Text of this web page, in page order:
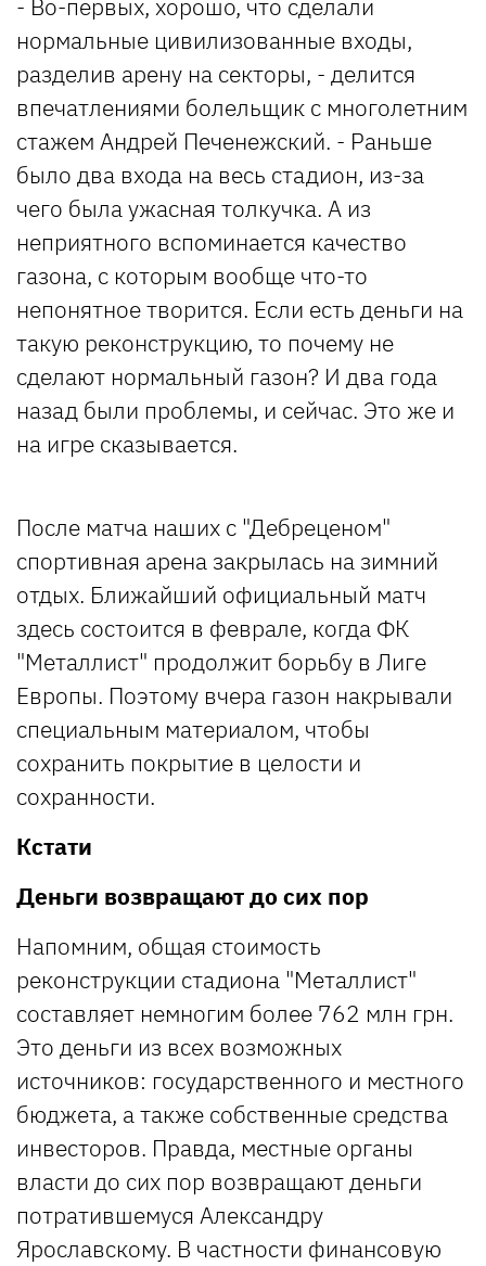
- Во-первых, хорошо, что сделали
нормальные цивилизованные входы,
разделив арену на секторы, - делится
впечатлениями болельщик с многолетним
стажем Андрей Печенежский. - Раньше
было два входа на весь стадион, из-за
чего была ужасная толкучка. А из
неприятного вспоминается качество
газона, с которым вообще что-то
непонятное творится. Если есть деньги на
такую реконструкцию, то почему не
сделают нормальный газон? И два года
назад были проблемы, и сейчас. Это же и
на игре сказывается.
После матча наших с "Дебреценом"
спортивная арена закрылась на зимний
отдых. Ближайший официальный матч
здесь состоится в феврале, когда ФК
"Металлист" продолжит борьбу в Лиге
Европы. Поэтому вчера газон накрывали
специальным материалом, чтобы
сохранить покрытие в целости и
сохранности.
Кстати
Деньги возвращают до сих пор
Напомним, общая стоимость
реконструкции стадиона "Металлист"
составляет немногим более 762 млн грн.
Это деньги из всех возможных
источников: государственного и местного
бюджета, а также собственные средства
инвесторов. Правда, местные органы
власти до сих пор возвращают деньги
потратившемуся Александру
Ярославскому. В частности финансовую